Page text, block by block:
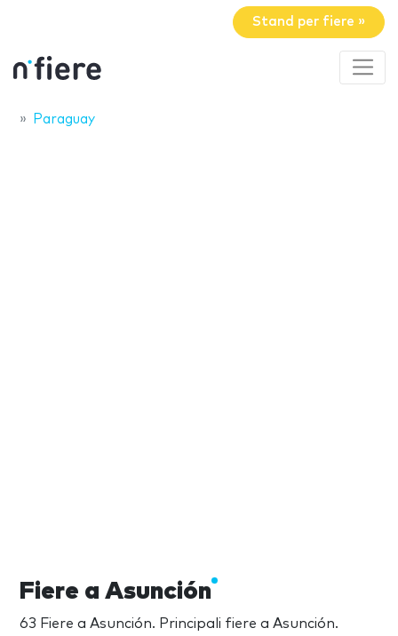
Stand per fiere »
Paraguay
Fiere a Asunción
63 Fiere a Asunción. Principali fiere a Asunción.